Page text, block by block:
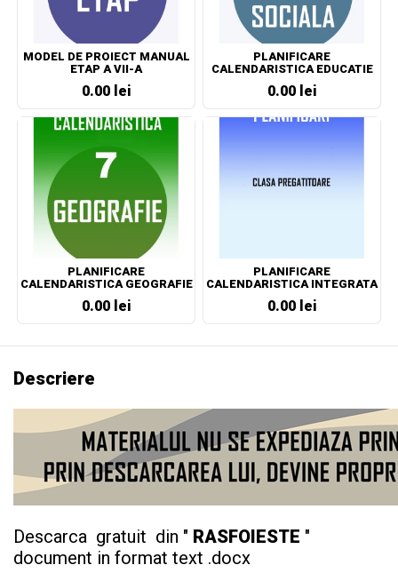
MODEL DE PROIECT MANUAL
ETAP A VII-A
0.00 lei
PLANIFICARE
CALENDARISTICA EDUCATIE
0.00 lei
PLANIFICARE
CALENDARISTICA GEOGRAFIE
0.00 lei
PLANIFICARE
CALENDARISTICA INTEGRATA
0.00 lei
Descriere
Descarca gratuit din " RASFOIESTE "
document in format text .docx